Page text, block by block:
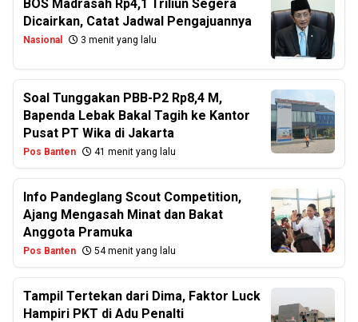
BOS Madrasah Rp4,1 Triliun Segera
Dicairkan, Catat Jadwal Pengajuannya
Nasional 3 menit yang lalu
Soal Tunggakan PBB-P2 Rp8,4 M,
Bapenda Lebak Bakal Tagih ke Kantor
Pusat PT Wika di Jakarta
Pos Banten 41 menit yang lalu
Info Pandeglang Scout Competition,
Ajang Mengasah Minat dan Bakat
Anggota Pramuka
Pos Banten 54 menit yang lalu
Tampil Tertekan dari Dima, Faktor Luck
Hampiri PKT di Adu Penalti